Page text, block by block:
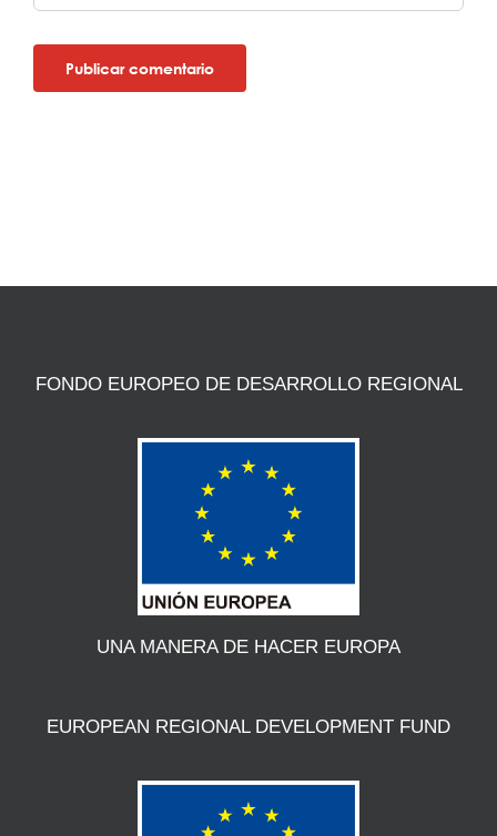
FONDO EUROPEO DE DESARROLLO REGIONAL
UNA MANERA DE HACER EUROPA
EUROPEAN REGIONAL DEVELOPMENT FUND